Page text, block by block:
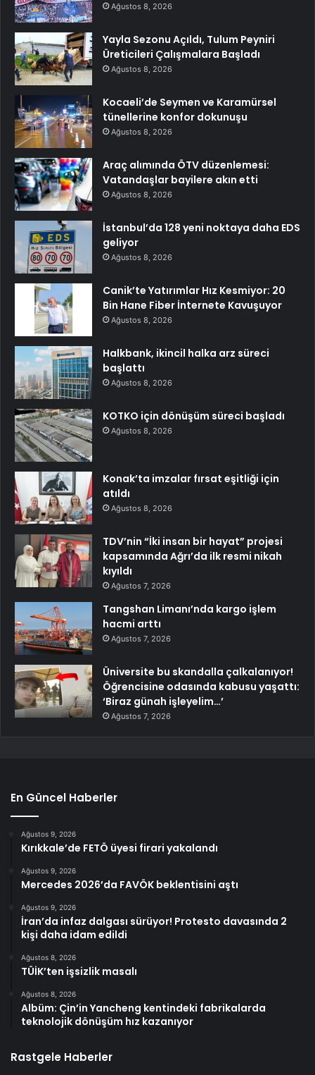
Ağustos 8, 2026
Yayla Sezonu Açıldı, Tulum Peyniri
Üreticileri Çalışmalara Başladı
Ağustos 8, 2026
Kocaeli’de Seymen ve Karamürsel
tünellerine konfor dokunuşu
Ağustos 8, 2026
Araç alımında ÖTV düzenlemesi:
Vatandaşlar bayilere akın etti
Ağustos 8, 2026
İstanbul’da 128 yeni noktaya daha EDS
geliyor
Ağustos 8, 2026
Canik’te Yatırımlar Hız Kesmiyor: 20
Bin Hane Fiber İnternete Kavuşuyor
Ağustos 8, 2026
Halkbank, ikincil halka arz süreci
başlattı
Ağustos 8, 2026
KOTKO için dönüşüm süreci başladı
Ağustos 8, 2026
Konak’ta imzalar fırsat eşitliği için
atıldı
Ağustos 8, 2026
TDV’nin “İki insan bir hayat” projesi
kapsamında Ağrı’da ilk resmi nikah
kıyıldı
Ağustos 7, 2026
Tangshan Limanı’nda kargo işlem
hacmi arttı
Ağustos 7, 2026
Üniversite bu skandalla çalkalanıyor!
Öğrencisine odasında kabusu yaşattı:
‘Biraz günah işleyelim…’
Ağustos 7, 2026
En Güncel Haberler
Ağustos 9, 2026
Kırıkkale’de FETÖ üyesi firari yakalandı
Ağustos 9, 2026
Mercedes 2026’da FAVÖK beklentisini aştı
Ağustos 9, 2026
İran’da infaz dalgası sürüyor! Protesto davasında 2
kişi daha idam edildi
Ağustos 8, 2026
TÜİK’ten işsizlik masalı
Ağustos 8, 2026
Albüm: Çin’in Yancheng kentindeki fabrikalarda
teknolojik dönüşüm hız kazanıyor
Rastgele Haberler